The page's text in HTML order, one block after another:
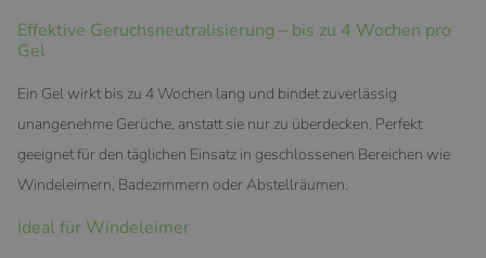
Effektive Geruchsneutralisierung – bis zu 4 Wochen pro
Gel
Ein Gel wirkt bis zu 4 Wochen lang und bindet zuverlässig
unangenehme Gerüche, anstatt sie nur zu überdecken. Perfekt
geeignet für den täglichen Einsatz in geschlossenen Bereichen wie
Windeleimern, Badezimmern oder Abstellräumen.
Ideal für Windeleimer